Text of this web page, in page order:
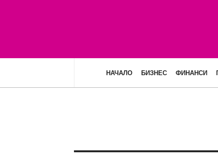
НАЧАЛО БИЗНЕС ФИНАНСИ